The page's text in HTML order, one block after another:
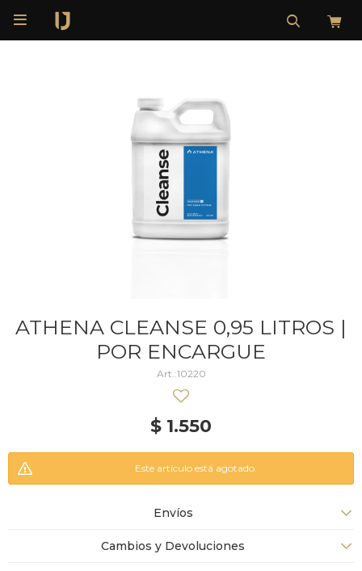

ATHENA CLEANSE 0,95 LITROS |
POR ENCARGUE
10220
$ 1.550
Este artículo está agotado.
Envíos
Cambios y Devoluciones